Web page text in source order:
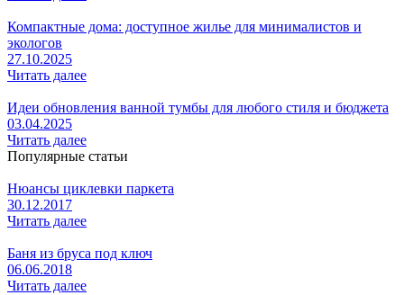
Компактные дома: доступное жилье для минималистов и
экологов
27.10.2025
Читать далее
Идеи обновления ванной тумбы для любого стиля и бюджета
03.04.2025
Читать далее
Популярные статьи
Нюансы циклевки паркета
30.12.2017
Читать далее
Баня из бруса под ключ
06.06.2018
Читать далее